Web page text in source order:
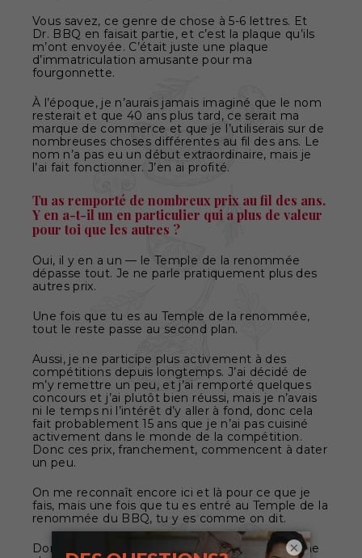
Vous savez, ce genre de chose à 5-6 lettres. Et
Dr. BBQ en faisait partie, et c’est la plaque qu’ils
m’ont envoyée. C’était juste une plaque
d’immatriculation amusante pour ma
fourgonnette.
À l’époque, je n’aurais jamais imaginé que le nom
resterait et que 40 ans plus tard, ce serait ma
marque de commerce et que je l’utiliserais sur de
nombreuses choses différentes au fil des ans. Le
nom n’a pas eu un début extraordinaire, mais je
l’ai fait fonctionner. J’en ai profité.
Tu as remporté de nombreux prix au fil des ans.
Y en a-t-il un en particulier qui a plus de valeur
pour toi que les autres ?
Oui, il y en a un — le Temple de la renommée
dépasse tout. Je ne parle pratiquement plus des
autres prix.
Une fois que tu es au Temple de la renommée,
tout le reste passe au second plan.
Aussi, je ne participe plus activement à des
compétitions depuis longtemps. J’ai décidé de
m’y remettre un peu, et j’ai remporté quelques
concours et j’ai plutôt bien réussi, mais je n’avais
ni le temps ni l’intérêt d’y aller à fond, donc cela
fait probablement 15 ans que je n’ai pas cuisiné
activement dans le monde de la compétition.
Donc ces prix, franchement, commencent à dater
un peu.
On me reconnaît encore ici et là pour ce que je
fais, mais une fois que tu es entré au Temple de la
renommée du BBQ, tu y es comme on dit.
Donc oui, ça a tout changé pour moi. C’était une
×